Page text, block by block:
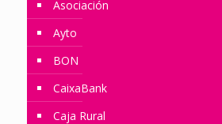
Asociación
Ayto
BON
CaixaBank
Caja Rural